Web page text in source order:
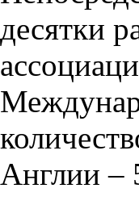
десятки
Англии –